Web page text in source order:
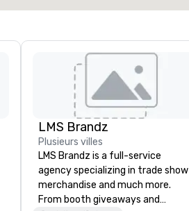
LMS Brandz
Plusieurs villes
LMS Brandz is a full-service
agency specializing in trade show
merchandise and much more.
From booth giveaways and